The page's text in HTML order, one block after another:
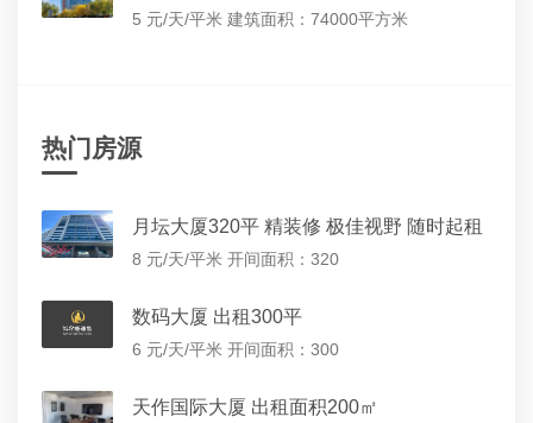
5 元/天/平米 建筑面积：74000平方米
热门房源
月坛大厦320平 精装修 极佳视野 随时起租
8 元/天/平米 开间面积：320
数码大厦 出租300平
6 元/天/平米 开间面积：300
天作国际大厦 出租面积200㎡